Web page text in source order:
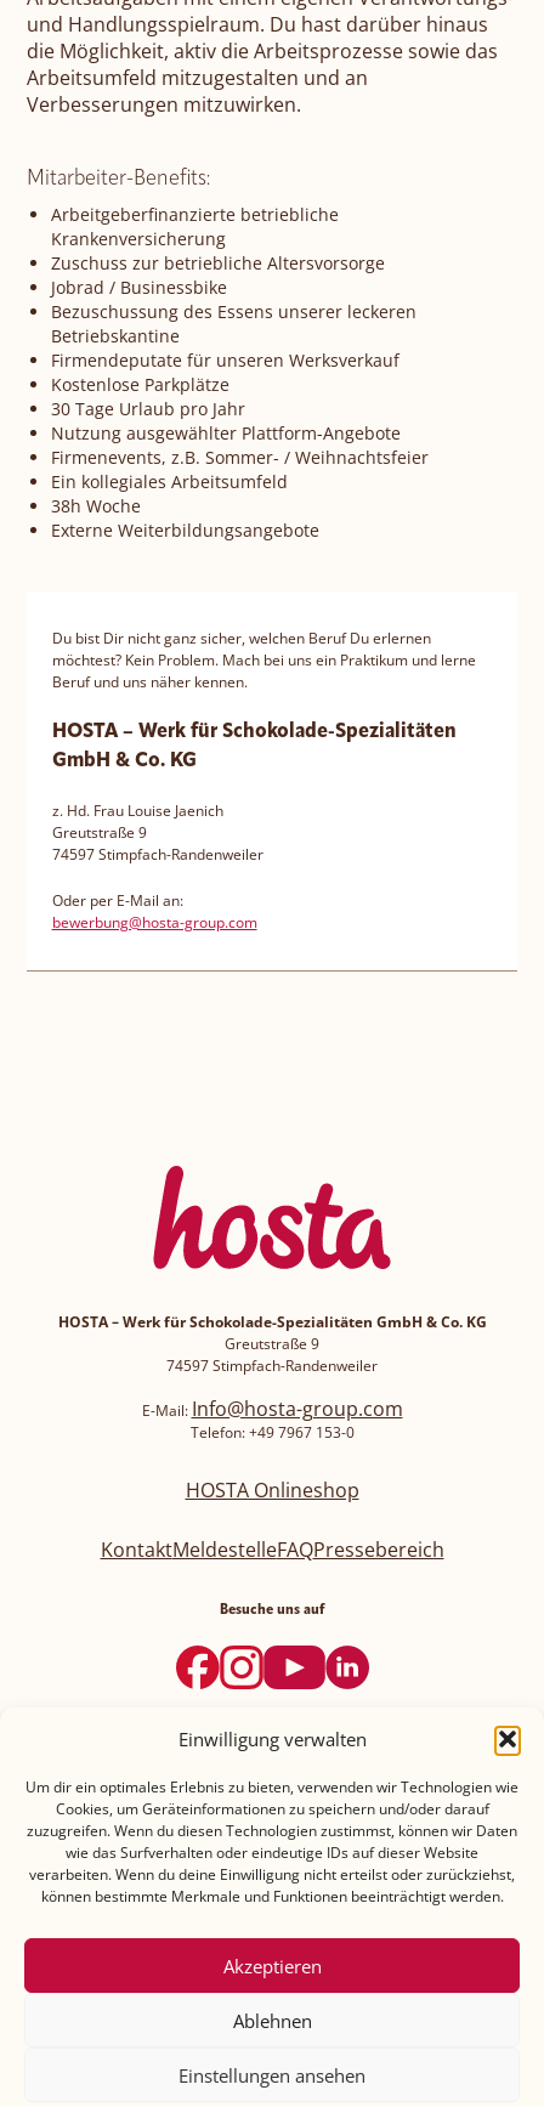
Einwilligung verwalten
Um dir ein optimales Erlebnis zu bieten, verwenden wir Technologien wie
Cookies, um Geräteinformationen zu speichern und/oder darauf
zuzugreifen. Wenn du diesen Technologien zustimmst, können wir Daten
wie das Surfverhalten oder eindeutige IDs auf dieser Website
verarbeiten. Wenn du deine Einwilligung nicht erteilst oder zurückziehst,
können bestimmte Merkmale und Funktionen beeinträchtigt werden.
Akzeptieren
Ablehnen
Einstellungen ansehen
und Handlungsspielraum. Du hast darüber hinaus
die Möglichkeit, aktiv die Arbeitsprozesse sowie das
Arbeitsumfeld mitzugestalten und an
Verbesserungen mitzuwirken.
Mitarbeiter-Benefits:
Arbeitgeberfinanzierte betriebliche
Krankenversicherung
Zuschuss zur betriebliche Altersvorsorge
Jobrad / Businessbike
Bezuschussung des Essens unserer leckeren
Betriebskantine
Firmendeputate für unseren Werksverkauf
Kostenlose Parkplätze
30 Tage Urlaub pro Jahr
Nutzung ausgewählter Plattform-Angebote
Firmenevents, z.B. Sommer- / Weihnachtsfeier
Ein kollegiales Arbeitsumfeld
38h Woche
Externe Weiterbildungsangebote
Du bist Dir nicht ganz sicher, welchen Beruf Du erlernen
möchtest? Kein Problem. Mach bei uns ein Praktikum und lerne
Beruf und uns näher kennen.
HOSTA – Werk für Schokolade-Spezialitäten
GmbH & Co. KG
z. Hd. Frau Louise Jaenich
Greutstraße 9
74597 Stimpfach-Randenweiler
Oder per E-Mail an:
bewerbung@hosta-group.com
HOSTA – Werk für Schokolade-Spezialitäten GmbH & Co. KG
Greutstraße 9
74597 Stimpfach-Randenweiler
E-Mail: Info@hosta-group.com
Telefon: +49 7967 153-0
HOSTA Onlineshop
KontaktMeldestelleFAQPressebereich
Besuche uns auf
ImpressumEinkaufsbedingungen
Cookie-Richtlinie (EU)
Teilnahmebedingungen mit Datenschutzhinweisen-
ROMY Gewinnspiel
Teilnahmebedingungen mit Datenschutzhinweisen-